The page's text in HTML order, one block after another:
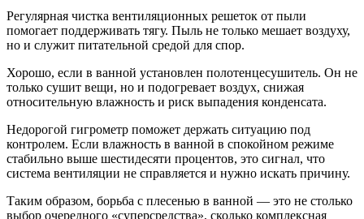
Регулярная чистка вентиляционных решеток от пыли
помогает поддерживать тягу. Пыль не только мешает воздуху,
но и служит питательной средой для спор.
Хорошо, если в ванной установлен полотенцесушитель. Он не
только сушит вещи, но и подогревает воздух, снижая
относительную влажность и риск выпадения конденсата.
Недорогой гигрометр поможет держать ситуацию под
контролем. Если влажность в ванной в спокойном режиме
стабильно выше шестидесяти процентов, это сигнал, что
система вентиляции не справляется и нужно искать причину.
Таким образом, борьба с плесенью в ванной — это не столько
выбор очередного «суперсредства», сколько комплексная